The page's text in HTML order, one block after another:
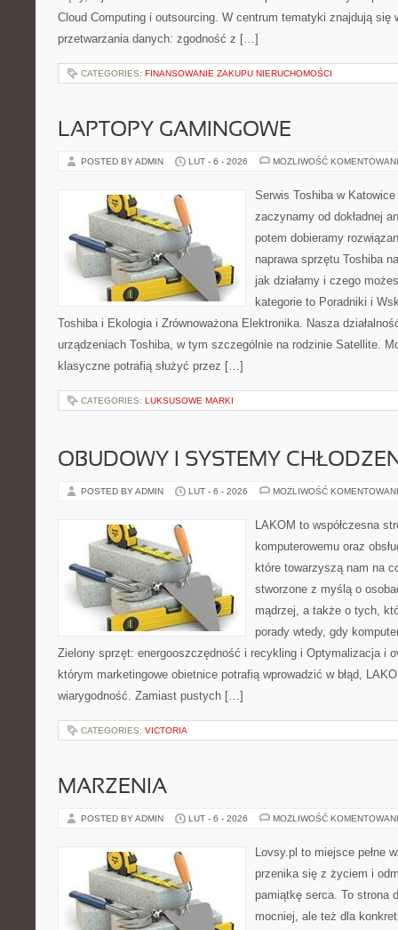
Cloud Computing i outsourcing. W centrum tematyki znajdują się
przetwarzania danych: zgodność z […]
CATEGORIES: FINANSOWANIE ZAKUPU NIERUCHOMOŚCI
LAPTOPY GAMINGOWE
POSTED BY ADMIN LUT - 6 - 2026 MOŻLIWOŚĆ
Serwis Toshiba w
zaczynamy od dokładnej
potem dobieramy
naprawa sprzętu Toshiba
jak działamy i czego
kategorie to Poradniki i
Toshiba i Ekologia i Zrównoważona Elektronika. Nasza
urządzeniach Toshiba, w tym szczególnie na rodzinie Satellite.
klasyczne potrafią służyć przez […]
CATEGORIES: LUKSUSOWE MARKI
OBUDOWY I SYSTEMY
POSTED BY ADMIN LUT - 6 - 2026 MOŻLIWOŚĆ
LAKOM to współczesna
komputerowemu oraz
które towarzyszą nam na
stworzone z myślą o
mądrzej, a także o tych,
porady wtedy, gdy
Zielony sprzęt: energooszczędność i recykling i Optymalizacja i
którym marketingowe obietnice potrafią wprowadzić w błąd,
wiarygodność. Zamiast pustych […]
CATEGORIES: VICTORIA
MARZENIA
POSTED BY ADMIN LUT - 6 - 2026 MOŻLIWOŚĆ
Lovsy.pl to miejsce pełne
przenika się z życiem i
pamiątkę serca. To strona
mocniej, ale też dla